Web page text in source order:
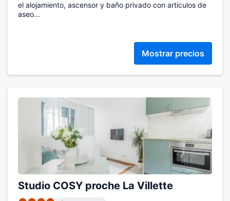
el alojamiento, ascensor y baño privado con artículos de
aseo...
Mostrar precios
Studio COSY proche La Villette